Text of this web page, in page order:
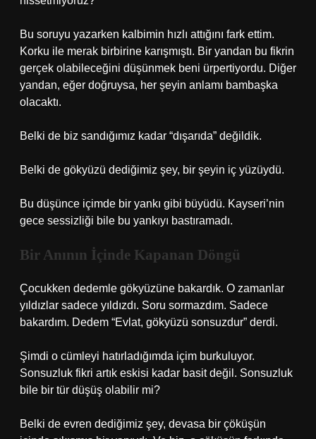
Bu soruyu yazarken kalbimin hızlı attığını fark ettim.
Korku ile merak birbirine karışmıştı. Bir yandan bu fikrin
gerçek olabileceğini düşünmek beni ürpertiyordu. Diğer
yandan, eğer doğruysa, her şeyin anlamı bambaşka
olacaktı.
Belki de biz sandığımız kadar “dışarıda” değildik.
Belki de gökyüzü dediğimiz şey, bir şeyin iç yüzüydü.
Bu düşünce içimde bir yankı gibi büyüdü. Kayseri’nin
gece sessizliği bile bu yankıyı bastıramadı.
Bir Anının İçinde Kapanan Döngü
Çocukken dedemle gökyüzüne bakardık. O zamanlar
yıldızlar sadece yıldızdı. Soru sormazdım. Sadece
bakardım. Dedem “Evlat, gökyüzü sonsuzdur” derdi.
Şimdi o cümleyi hatırladığımda içim burkuluyor.
Sonsuzluk fikri artık eskisi kadar basit değil. Sonsuzluk
bile bir tür düşüş olabilir mi?
Belki de evren dediğimiz şey, devasa bir çöküşün